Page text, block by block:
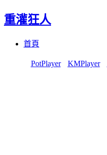
重灌狂人
首頁
PotPlayer KMPlayer